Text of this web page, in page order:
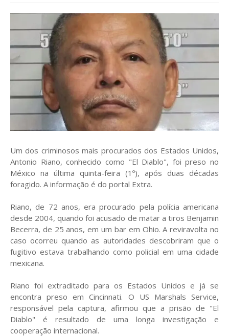
Um dos criminosos mais procurados dos Estados Unidos,
Antonio Riano, conhecido como "El Diablo", foi preso no
México na última quinta-feira (1º), após duas décadas
foragido. A informação é do portal Extra.
Riano, de 72 anos, era procurado pela polícia americana
desde 2004, quando foi acusado de matar a tiros Benjamin
Becerra, de 25 anos, em um bar em Ohio. A reviravolta no
caso ocorreu quando as autoridades descobriram que o
fugitivo estava trabalhando como policial em uma cidade
mexicana.
Riano foi extraditado para os Estados Unidos e já se
encontra preso em Cincinnati. O US Marshals Service,
responsável pela captura, afirmou que a prisão de "El
Diablo" é resultado de uma longa investigação e
cooperação internacional.